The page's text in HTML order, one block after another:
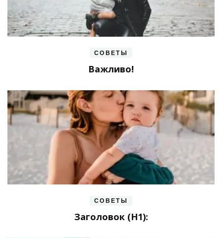
СОВЕТЫ
Важливо!
СОВЕТЫ
Заголовок (H1):